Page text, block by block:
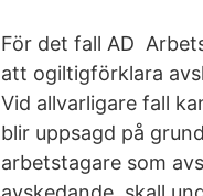
För det fall AD
att ogiltigförklara
Vid allvarligare fall
blir uppsagd på
arbetstagare som